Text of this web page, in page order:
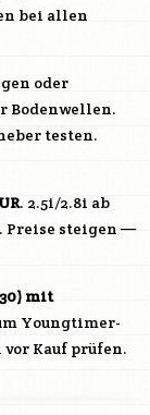
bei allen
oder
Bodenwellen.
testen.
. 2.5i/2.8i ab
. Preise steigen —
) mit
Youngtimer-
Kauf prüfen.